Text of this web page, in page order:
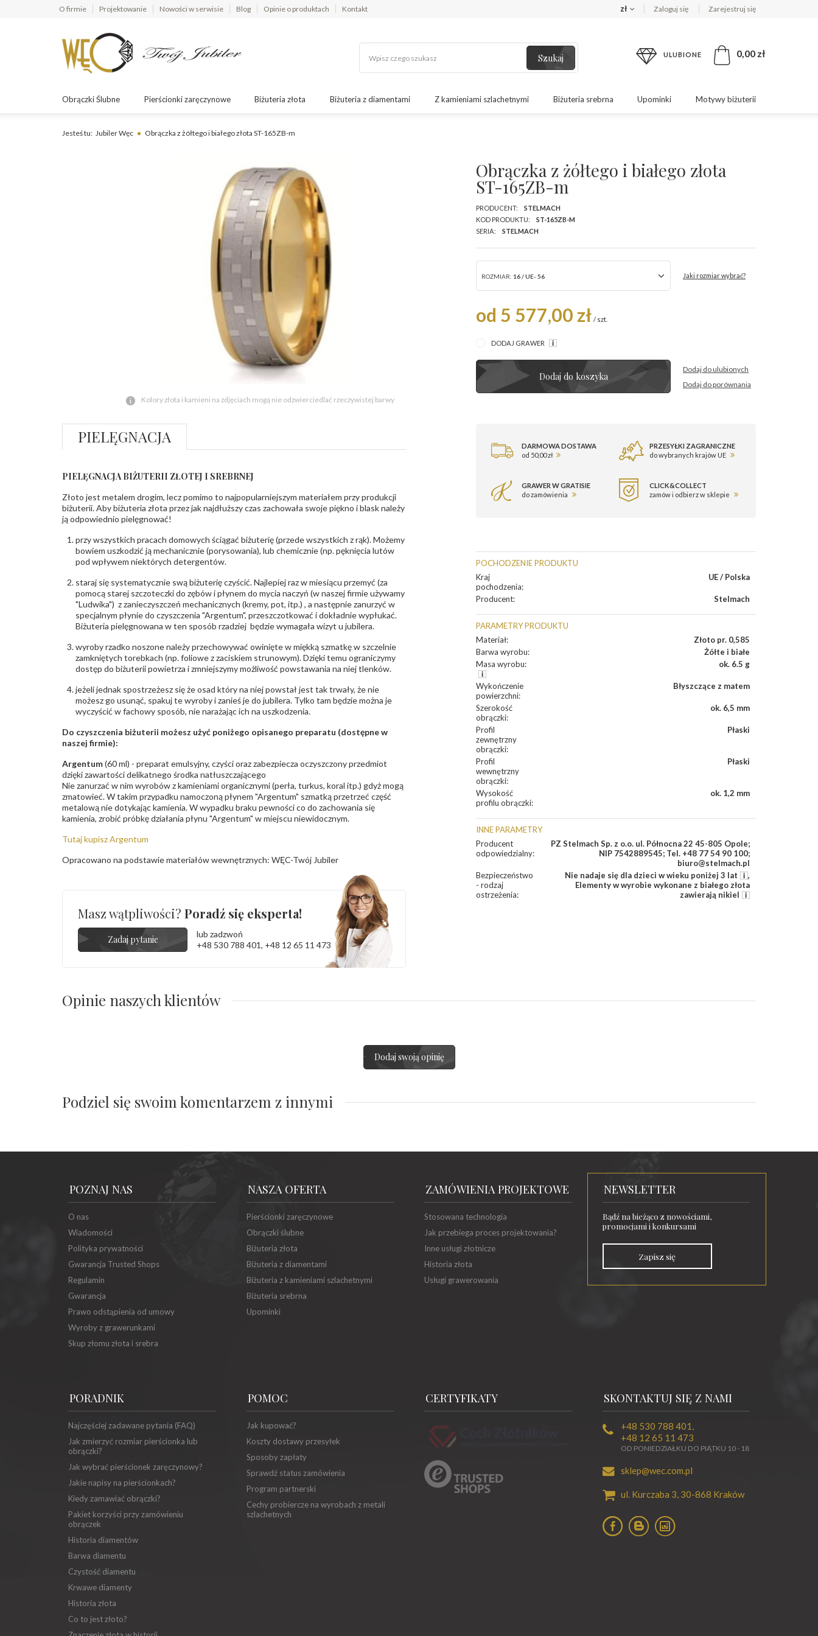
O firmie Projektowanie Nowości w serwisie Blog Opinie o produktach Kontakt zł Zaloguj się Zarejestruj się
Szukaj ULUBIONE 0,00 zł
Obrączki Ślubne Pierścionki zaręczynowe Biżuteria złota Biżuteria z diamentami Z kamieniami szlachetnymi Biżuteria srebrna Upominki Motywy biżuterii
Jesteś tu: Jubiler Węc Obrączka z żółtego i białego złota ST-165ZB-m
Kolory złota i kamieni na zdjęciach mogą nie odzwierciedlać rzeczywistej barwy
Obrączka z żółtego i białego złota
ST-165ZB-m
PRODUCENT:
STELMACH
KOD PRODUKTU:
ST-165ZB-M
SERIA:
STELMACH
ROZMIAR: 16 / UE- 56 Jaki rozmiar wybrać?
od 5 577,00 zł / szt.
DODAJ GRAWER
Dodaj do koszyka
Dodaj do ulubionych
Dodaj do porównania
DARMOWA DOSTAWA
od 50,00 zł
PRZESYŁKI ZAGRANICZNE
do wybranych krajów UE
GRAWER W GRATISIE
do zamówienia
CLICK&COLLECT
zamów i odbierz w sklepie
POCHODZENIE PRODUKTU
Kraj
pochodzenia:
UE / Polska
Producent: Stelmach
PARAMETRY PRODUKTU
Materiał:
Złoto pr. 0,585
Barwa wyrobu:
Żółte i białe
Masa wyrobu: ok. 6.5 g
Wykończenie
powierzchni:
Błyszczące z matem
Szerokość
obrączki:
ok. 6,5 mm
Profil
zewnętrzny
obrączki:
Płaski
Profil
wewnętrzny
obrączki:
Płaski
Wysokość
profilu obrączki:
ok. 1,2 mm
INNE PARAMETRY
Producent
odpowiedzialny:
PZ Stelmach Sp. z o.o. ul. Północna 22 45-805 Opole;
NIP 7542889545; Tel. +48 77 54 90 100;
biuro@stelmach.pl
Bezpieczeństwo
- rodzaj
ostrzeżenia:
Nie nadaje się dla dzieci w wieku poniżej 3 lat
,
Elementy w wyrobie wykonane z białego złota
zawierają nikiel
PIELĘGNACJA
PIELĘGNACJA BIŻUTERII ZŁOTEJ I SREBRNEJ
Złoto jest metalem drogim, lecz pomimo to najpopularniejszym materiałem przy produkcji
biżuterii. Aby biżuteria złota przez jak najdłuższy czas zachowała swoje piękno i blask należy
ją odpowiednio pielęgnować!
przy wszystkich pracach domowych ściągać biżuterię (przede wszystkich z rąk). Możemy
bowiem uszkodzić ją mechanicznie (porysowania), lub chemicznie (np. pęknięcia lutów
pod wpływem niektórych detergentów.
staraj się systematycznie swą biżuterię czyścić. Najlepiej raz w miesiącu przemyć (za
pomocą starej szczoteczki do zębów i płynem do mycia naczyń (w naszej firmie używamy
"Ludwika") z zanieczyszczeń mechanicznych (kremy, pot, itp.) , a następnie zanurzyć w
specjalnym płynie do czyszczenia "Argentum", przeszczotkować i dokładnie wypłukać.
Biżuteria pielęgnowana w ten sposób rzadziej będzie wymagała wizyt u jubilera.
wyroby rzadko noszone należy przechowywać owinięte w miękką szmatkę w szczelnie
zamkniętych torebkach (np. foliowe z zaciskiem strunowym). Dzięki temu ograniczymy
dostęp do biżuterii powietrza i zmniejszymy możliwość powstawania na niej tlenków.
jeżeli jednak spostrzeżesz się że osad który na niej powstał jest tak trwały, że nie
możesz go usunąć, spakuj te wyroby i zanieś je do jubilera. Tylko tam będzie można je
wyczyścić w fachowy sposób, nie narażając ich na uszkodzenia.
Do czyszczenia biżuterii możesz użyć poniżego opisanego preparatu (dostępne w
naszej firmie):
Argentum(60 ml) - preparat emulsyjny, czyści oraz zabezpiecza oczyszczony przedmiot
dzięki zawartości delikatnego środka natłuszczającego
Nie zanurzać w nim wyrobów z kamieniami organicznymi (perła, turkus, koral itp.) gdyż mogą
zmatowieć. W takim przypadku namoczoną płynem "Argentum" szmatką przetrzeć część
metalową nie dotykając kamienia. W wypadku braku pewności co do zachowania się
kamienia, zrobić próbkę działania płynu "Argentum" w miejscu niewidocznym.
Tutaj kupisz Argentum
Opracowano na podstawie materiałów wewnętrznych: WĘC-Twój Jubiler
Masz wątpliwości? Poradź się eksperta!
Zadaj pytanie
lub zadzwoń
+48 530 788 401, +48 12 65 11 473
Opinie naszych klientów
Dodaj swoją opinię
Podziel się swoim komentarzem z innymi
POZNAJ NAS
O nas
Wiadomości
Polityka prywatności
Gwarancja Trusted Shops
Regulamin
Gwarancja
Prawo odstąpienia od umowy
Wyroby z grawerunkami
Skup złomu złota i srebra
NASZA OFERTA
Pierścionki zaręczynowe
Obrączki ślubne
Biżuteria złota
Biżuteria z diamentami
Biżuteria z kamieniami szlachetnymi
Biżuteria srebrna
Upominki
ZAMÓWIENIA PROJEKTOWE
Stosowana technologia
Jak przebiega proces projektowania?
Inne usługi złotnicze
Historia złota
Usługi grawerowania
NEWSLETTER
Bądź na bieżąco z nowościami,
promocjami i konkursami
Zapisz się
PORADNIK
Najczęściej zadawane pytania (FAQ)
Jak zmierzyć rozmiar pierścionka lub
obrączki?
Jak wybrać pierścionek zaręczynowy?
Jakie napisy na pierścionkach?
Kiedy zamawiać obrączki?
Pakiet korzyści przy zamówieniu
obrączek
Historia diamentów
Barwa diamentu
Czystość diamentu
Krwawe diamenty
Historia złota
Co to jest złoto?
POMOC
Jak kupować?
Koszty dostawy przesyłek
Sposoby zapłaty
Sprawdź status zamówienia
Program partnerski
Cechy probiercze na wyrobach z metali
szlachetnych
CERTYFIKATY SKONTAKTUJ SIĘ Z NAMI
+48 530 788 401 ,
+48 12 65 11 473
OD PONIEDZIAŁKU DO PIĄTKU 10 - 18
sklep@wec.com.pl
ul. Kurczaba 3, 30-868 Kraków